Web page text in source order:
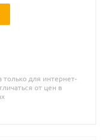
только для интернет-
от цен в